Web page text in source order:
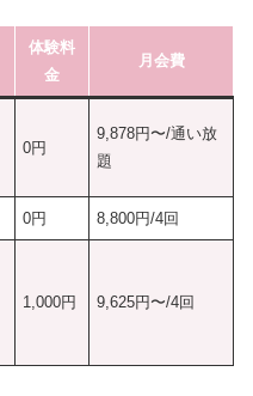
体験料
金
月会費
0円
9,878円〜/通い放
題
0円 8,800円/4回
1,000円 9,625円〜/4回